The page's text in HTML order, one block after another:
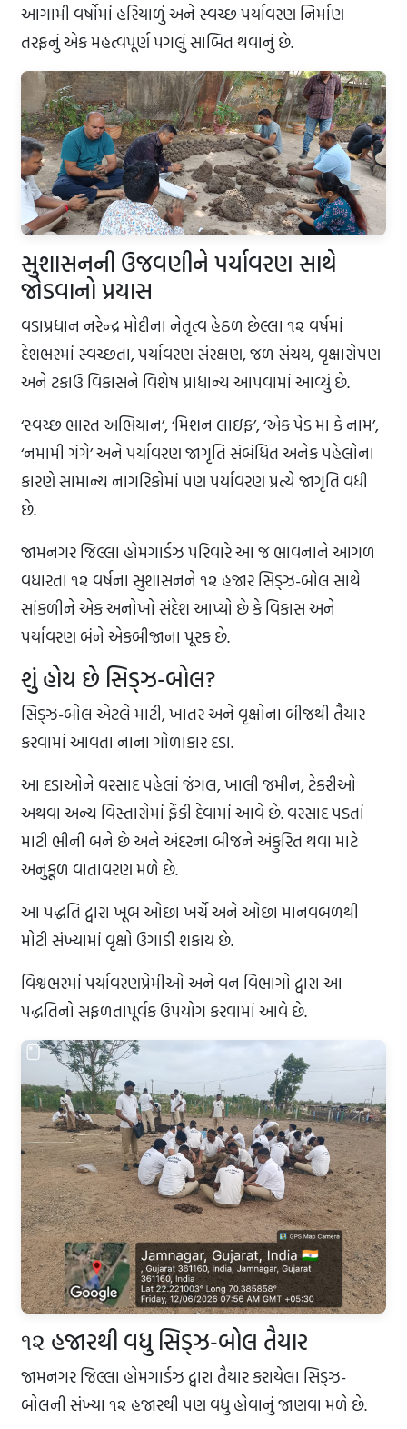
આગામી વર્ષોમાં હરિયાળું અને સ્વચ્છ પર્યાવરણ નિર્માણ
તરફનું એક મહત્વપૂર્ણ પગલું સાબિત થવાનું છે.
સુશાસનની ઉજવણીને પર્યાવરણ સાથે
જોડવાનો પ્રયાસ
વડાપ્રધાન નરેન્દ્ર મોદીના નેતૃત્વ હેઠળ છેલ્લા ૧૨ વર્ષમાં
દેશભરમાં સ્વચ્છતા, પર્યાવરણ સંરક્ષણ, જળ સંચય, વૃક્ષારોપણ
અને ટકાઉ વિકાસને વિશેષ પ્રાધાન્ય આપવામાં આવ્યું છે.
‘સ્વચ્છ ભારત અભિયાન’, ‘મિશન લાઇફ’, ‘એક પેડ મા કે નામ’,
‘નમામી ગંગે’ અને પર્યાવરણ જાગૃતિ સંબંધિત અનેક પહેલોના
કારણે સામાન્ય નાગરિકોમાં પણ પર્યાવરણ પ્રત્યે જાગૃતિ વધી
છે.
જામનગર જિલ્લા હોમગાર્ડઝ પરિવારે આ જ ભાવનાને આગળ
વધારતા ૧૨ વર્ષના સુશાસનને ૧૨ હજાર સિડ્ઝ-બોલ સાથે
સાંકળીને એક અનોખો સંદેશ આપ્યો છે કે વિકાસ અને
પર્યાવરણ બંને એકબીજાના પૂરક છે.
શું હોય છે સિડ્ઝ-બોલ?
સિડ્ઝ-બોલ એટલે માટી, ખાતર અને વૃક્ષોના બીજથી તૈયાર
કરવામાં આવતા નાના ગોળાકાર દડા.
આ દડાઓને વરસાદ પહેલાં જંગલ, ખાલી જમીન, ટેકરીઓ
અથવા અન્ય વિસ્તારોમાં ફેંકી દેવામાં આવે છે. વરસાદ પડતાં
માટી ભીની બને છે અને અંદરના બીજને અંકુરિત થવા માટે
અનુકૂળ વાતાવરણ મળે છે.
આ પદ્ધતિ દ્વારા ખૂબ ઓછા ખર્ચે અને ઓછા માનવબળથી
મોટી સંખ્યામાં વૃક્ષો ઉગાડી શકાય છે.
વિશ્વભરમાં પર્યાવરણપ્રેમીઓ અને વન વિભાગો દ્વારા આ
પદ્ધતિનો સફળતાપૂર્વક ઉપયોગ કરવામાં આવે છે.
૧૨ હજારથી વધુ સિડ્ઝ-બોલ તૈયાર
જામનગર જિલ્લા હોમગાર્ડઝ દ્વારા તૈયાર કરાયેલા સિડ્ઝ-
બોલની સંખ્યા ૧૨ હજારથી પણ વધુ હોવાનું જાણવા મળે છે.